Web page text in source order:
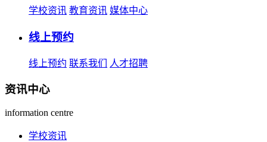
学校资讯 教育资讯 媒体中心
线上预约
线上预约 联系我们 人才招聘
资讯中心
information centre
学校资讯